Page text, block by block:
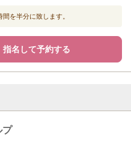
を半分に致します。
指名して予約する
プ